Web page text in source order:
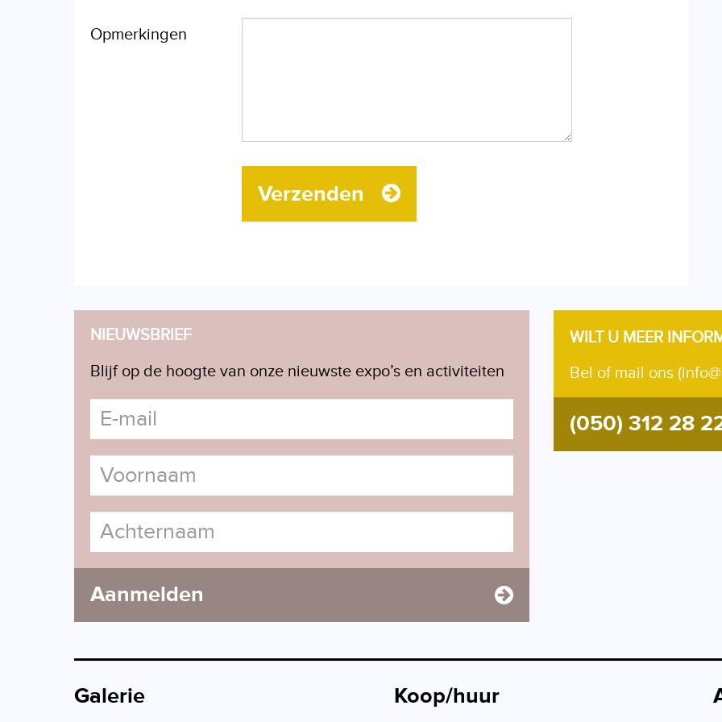
Opmerkingen
Verzenden
NIEUWSBRIEF
Blijf op de hoogte van onze nieuwste expo’s en activiteiten
Aanmelden
WILT U MEER
Bel of mail ons
(050) 312 28
Galerie Koop/huur